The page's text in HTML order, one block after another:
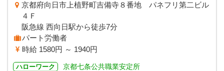
京都府向日市上植野町吉備寺８番地 パネフリ第二ビル
４Ｆ
阪急線 西向日駅から徒歩7分
パート労働者
時給 1580円 ～ 1940円
ハローワーク 京都七条公共職業安定所